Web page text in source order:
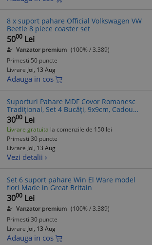
8 x suport pahare Official Volkswagen VW
Beetle 8 piece coaster set
5000 Lei
Vanzator premium (100% / 3.389)
Primesti 50 puncte
Livrare Joi, 13 Aug
Adauga in cos
Suporturi Pahare MDF Covor Romanesc
Tradițional, Set 4 Bucăți, 9x9cm, Cadou
Autentic Românesc
3000 Lei
Livrare gratuita la comenzile de 150 lei
Primesti 30 puncte
Livrare Joi, 13 Aug
Vezi detalii ›
Set 6 suport pahare Win El Ware model
flori Made in Great Britain
3000 Lei
Vanzator premium (100% / 3.389)
Primesti 30 puncte
Livrare Joi, 13 Aug
Adauga in cos